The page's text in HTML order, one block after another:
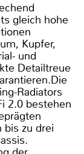
gleich hohe
Kupfer,
und
Detailtreue
Radiators
2.0 bestehen
bis zu drei